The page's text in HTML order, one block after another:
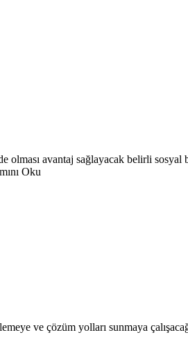
olması avantaj sağlayacak belirli
Oku
ve çözüm yolları sunmaya